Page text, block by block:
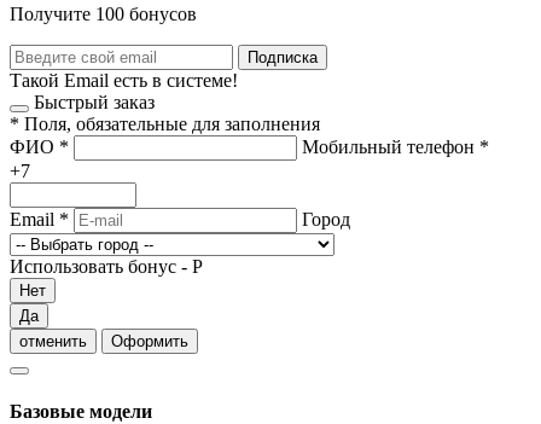
Получите 100 бонусов
Подписка
Такой Email есть в системе!
Быстрый заказ
* Поля, обязательные для заполнения
ФИО * Мобильный телефон *
+7
Email * Город
Использовать бонус - Р
Нет
Да
отменить
Оформить
Базовые модели